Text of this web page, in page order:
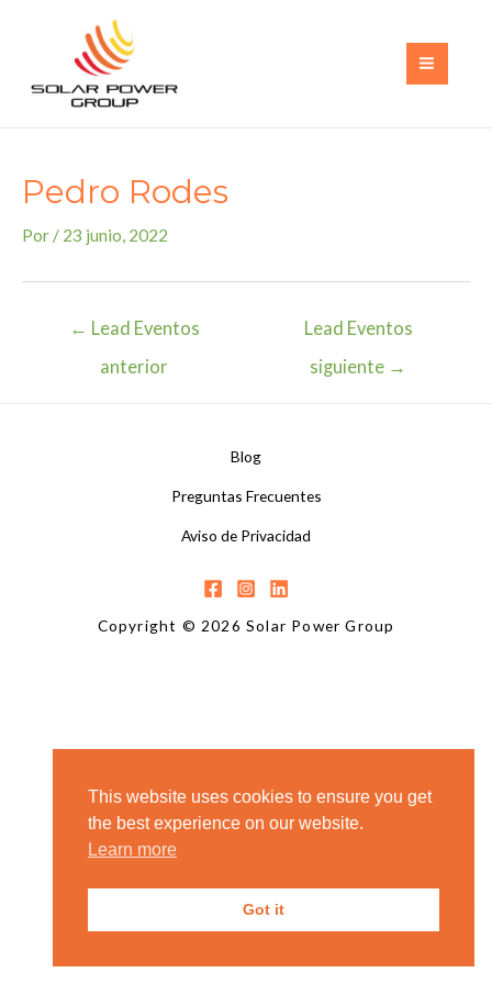
Pedro Rodes
Por / 23 junio, 2022
Navegación
← Lead Eventos
anterior
Lead Eventos
siguiente →
Blog
Preguntas Frecuentes
Aviso de Privacidad
Copyright © 2026 Solar Power Group
This website uses cookies to ensure you get
the best experience on our website.
Learn more
Got it